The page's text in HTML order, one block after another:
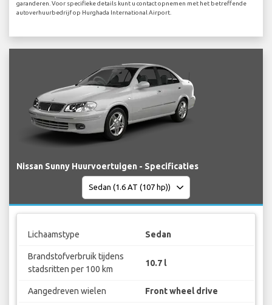
garanderen. Voor specifieke details kunt u contact opnemen met het betreffende
autoverhuurbedrijf op Hurghada International Airport.
Nissan Sunny Huurvoertuigen - Specificaties
Lichaamstype Sedan
Brandstofverbruik tijdens
stadsritten per 100 km
10.7 l
Aangedreven wielen Front wheel drive